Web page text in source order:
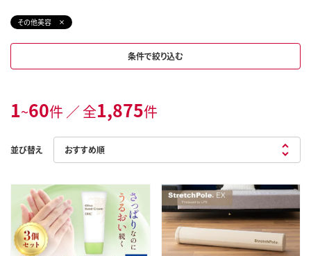
その他美容
条件で絞り込む
1~60件 ／ 全1,875件
並び替え